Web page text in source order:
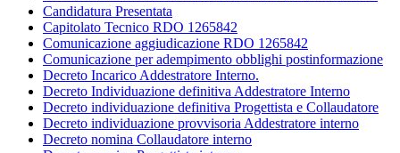
Candidatura Presentata
Capitolato Tecnico RDO 1265842
Comunicazione aggiudicazione RDO 1265842
Comunicazione per adempimento obblighi postinformazione
Decreto Incarico Addestratore Interno.
Decreto Individuazione definitiva Addestratore Interno
Decreto individuazione definitiva Progettista e Collaudatore
Decreto individuazione provvisoria Addestratore interno
Decreto nomina Collaudatore interno